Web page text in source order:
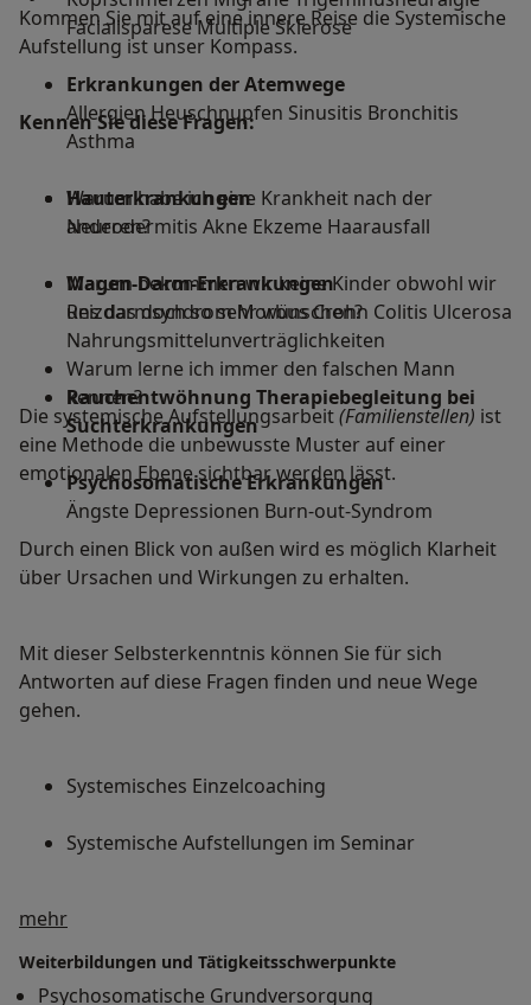
Facialisparese Multiple Sklerose
Erkrankungen der Atemwege
Allergien Heuschnupfen Sinusitis Bronchitis
Asthma
Hauterkrankungen
Neurodermitis Akne Ekzeme Haarausfall
Magen-Darm-Erkrankungen
Reizdarmsyndrom Morbus Crohn Colitis Ulcerosa
Nahrungsmittelunverträglichkeiten
Rauchentwöhnung Therapiebegleitung bei
Suchterkrankungen
Psychosomatische Erkrankungen
Ängste Depressionen Burn-out-Syndrom
Kommen Sie mit auf eine innere Reise die Systemische
Aufstellung ist unser Kompass.
Kennen Sie diese Fragen:
Warum habe ich eine Krankheit nach der
anderen?
Warum bekommen wir keine Kinder obwohl wir
uns das doch so sehr wünschen?
Warum lerne ich immer den falschen Mann
kennen?
Die systemische Aufstellungsarbeit(Familienstellen) ist
eine Methode die unbewusste Muster auf einer
emotionalen Ebene sichtbar werden lässt.
Durch einen Blick von außen wird es möglich Klarheit
über Ursachen und Wirkungen zu erhalten.
Mit dieser Selbsterkenntnis können Sie für sich
Antworten auf diese Fragen finden und neue Wege
gehen.
Systemisches Einzelcoaching
Systemische Aufstellungen im Seminar
mehrÜber mich
Weiterbildungen und Tätigkeitsschwerpunkte
Psychosomatische Grundversorgung